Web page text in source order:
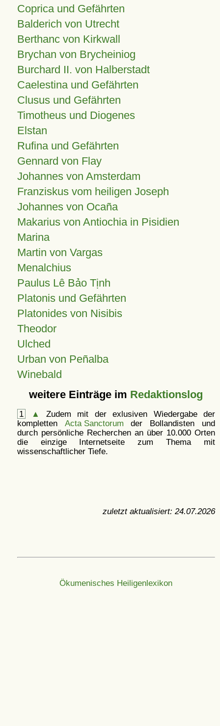
Coprica und Gefährten
Balderich von Utrecht
Berthanc von Kirkwall
Brychan von Brycheiniog
Burchard II. von Halberstadt
Caelestina und Gefährten
Clusus und Gefährten
Timotheus und Diogenes
Elstan
Rufina und Gefährten
Gennard von Flay
Johannes von Amsterdam
Franziskus vom heiligen Joseph
Johannes von Ocaña
Makarius von Antiochia in Pisidien
Marina
Martin von Vargas
Menalchius
Paulus Lê Bảo Tịnh
Platonis und Gefährten
Platonides von Nisibis
Theodor
Ulched
Urban von Peñalba
Winebald
weitere Einträge im Redaktionslog
1 ▲
Zudem mit der exlusiven Wiedergabe der
kompletten Acta Sanctorum der Bollandisten und
durch persönliche Recherchen an über 10.000 Orten
die einzige Internetseite zum Thema mit
wissenschaftlicher Tiefe.
zuletzt aktualisiert: 24.07.2026
Ökumenisches Heiligenlexikon